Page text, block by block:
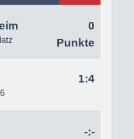
0
Punkte
1:4
-:-